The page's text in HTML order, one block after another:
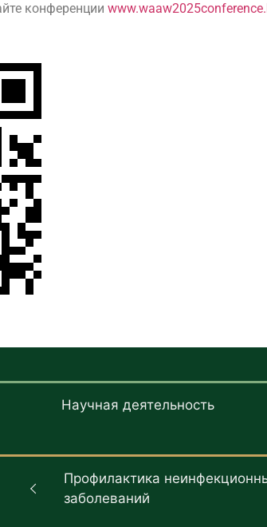
конференции
Научная деятельность
Профилактика
заболеваний